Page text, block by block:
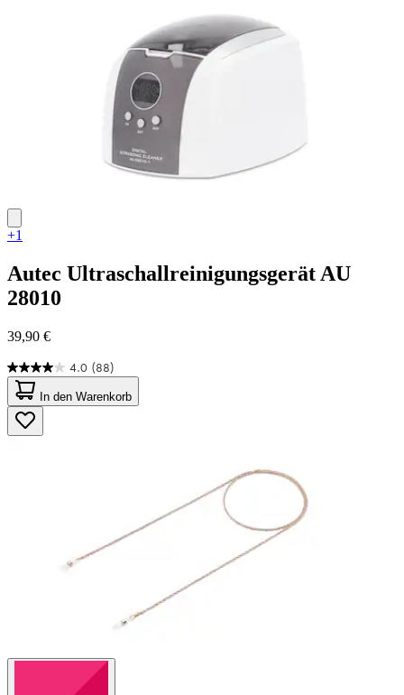
+1
Autec Ultraschallreinigungsgerät AU
28010
39,90 €
4.0 (88)
4.0
von
5
Sternen.
88
In den Warenkorb